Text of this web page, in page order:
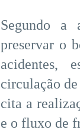
Segundo a
preservar o
acidentes,
circulação
cita a
e o fluxo de